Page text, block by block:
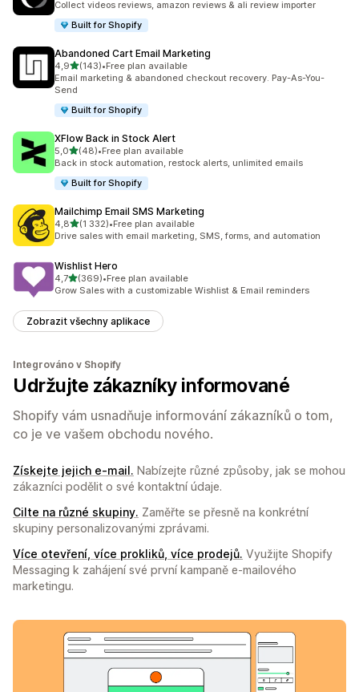
Collect videos reviews, amazon reviews & ali review importer
Built for Shopify
Abandoned Cart Email Marketing
4,9z 5 hvězd
(143)
Celkový počet recenzí: 143
•Free plan available
Email marketing & abandoned checkout recovery. Pay-As-You-
Send
Built for Shopify
XFlow Back in Stock Alert
5,0z 5 hvězd
(48)
Celkový počet recenzí: 48
•Free plan available
Back in stock automation, restock alerts, unlimited emails
Built for Shopify
Mailchimp Email SMS Marketing
4,8z 5 hvězd
(1 332)
Celkový počet recenzí: 1332
•Free plan available
Drive sales with email marketing, SMS, forms, and automation
Wishlist Hero
4,7z 5 hvězd
(369)
Celkový počet recenzí: 369
•Free plan available
Grow Sales with a customizable Wishlist & Email reminders
Zobrazit všechny aplikace
Integrováno v Shopify
Udržujte zákazníky informované
Shopify vám usnadňuje informování zákazníků o tom,
co je ve vašem obchodu nového.
Získejte jejich e-mail. Nabízejte různé způsoby, jak se mohou
zákazníci podělit o své kontaktní údaje.
Cilte na různé skupiny. Zaměřte se přesně na konkrétní
skupiny personalizovanými zprávami.
Více otevření, více prokliků, více prodejů. Využijte Shopify
Messaging k zahájení své první kampaně e-mailového
marketingu.